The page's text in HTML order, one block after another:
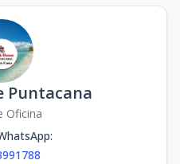
Puntacana
Oficina
: